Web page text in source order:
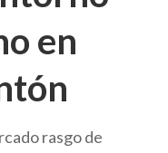
en
rasgo de